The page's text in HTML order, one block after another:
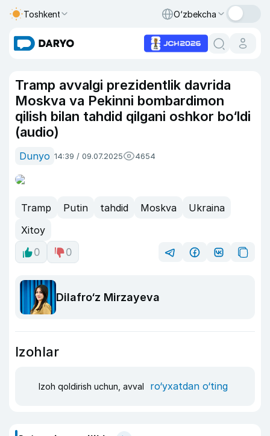
Toshkent O‘zbekcha
Tramp avvalgi prezidentlik davrida
Moskva va Pekinni bombardimon
qilish bilan tahdid qilgani oshkor bo‘ldi
(audio)
Dunyo 14:39 / 09.07.2025 4654
Tramp Putin tahdid Moskva
Ukraina
Xitoy
0
0
Dilafro‘z Mirzayeva
Izohlar
Izoh qoldirish uchun, avval ro‘yxatdan o‘ting